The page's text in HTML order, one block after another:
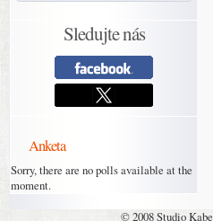
Sledujte nás
Anketa
Sorry, there are no polls available at the
moment.
© 2008 Studio